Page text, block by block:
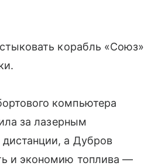
корабль «Союз»
компьютера
за лазерным
а Дубров
и экономию топлива —